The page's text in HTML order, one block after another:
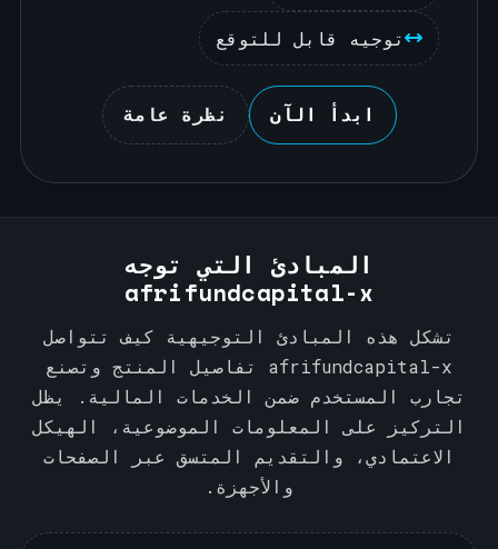
توجيه قابل للتوقع
ابدأ الآن نظرة عامة
المبادئ التي توجه
afrifundcapital-x
تشكل هذه المبادئ التوجيهية كيف تتواصل
afrifundcapital-x تفاصيل المنتج وتصنع
تجارب المستخدم ضمن الخدمات المالية. يظل
التركيز على المعلومات الموضوعية، الهيكل
الاعتمادي، والتقديم المتسق عبر الصفحات
والأجهزة.